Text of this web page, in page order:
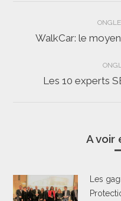
Navigation
deWalkCar: le
Les 10 experts
A voir
Les